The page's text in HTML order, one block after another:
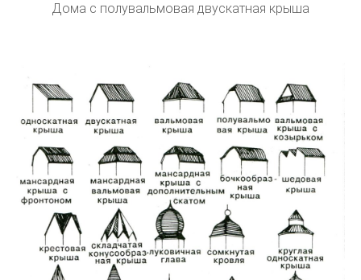
Дома с полувальмовая двускатная крыша